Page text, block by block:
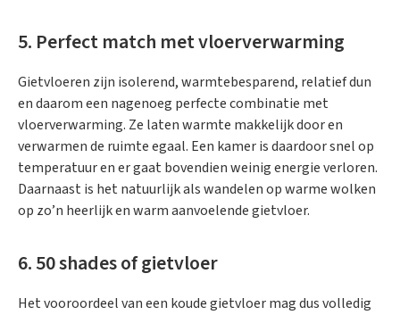
5. Perfect match met vloerverwarming
Gietvloeren zijn isolerend, warmtebesparend, relatief dun
en daarom een nagenoeg perfecte combinatie met
vloerverwarming. Ze laten warmte makkelijk door en
verwarmen de ruimte egaal. Een kamer is daardoor snel op
temperatuur en er gaat bovendien weinig energie verloren.
Daarnaast is het natuurlijk als wandelen op warme wolken
op zo’n heerlijk en warm aanvoelende gietvloer.
6. 50 shades of gietvloer
Het vooroordeel van een koude gietvloer mag dus volledig